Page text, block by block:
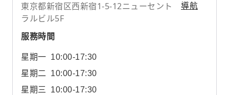
東京都新宿区西新宿1-5-12ニューセント
ラルビル5F
導航
服務時間
星期一 10:00-17:30
星期二
10:00-17:30
星期三
10:00-17:30